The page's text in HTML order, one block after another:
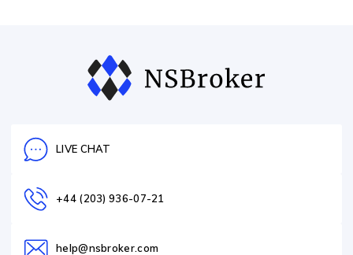
LIVE CHAT
+44 (203) 936-07-21
help@nsbroker.com